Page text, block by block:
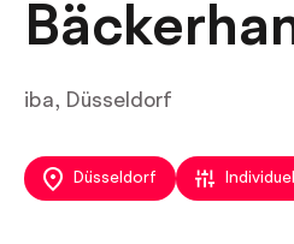
iba, Düsseldorf
Düsseldorf